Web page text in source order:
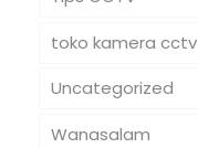
toko kamera cctv
Uncategorized
Wanasalam